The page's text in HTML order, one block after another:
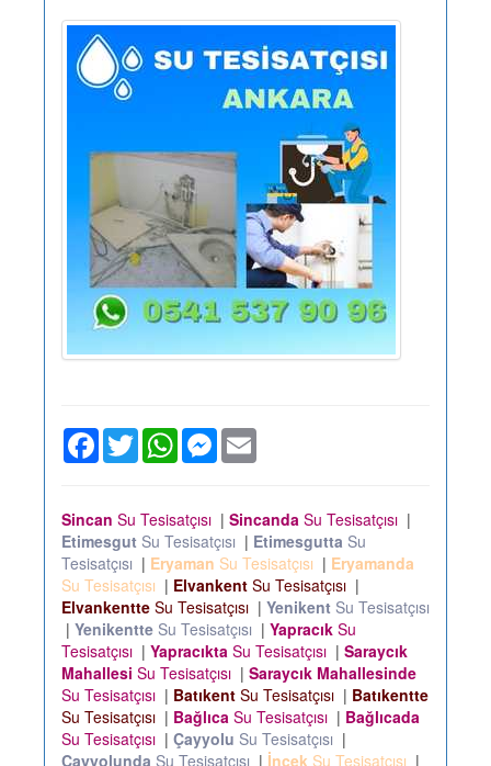
Facebook
TwitterWhatsAppMessenger
Sincan Su Tesisatçısı | Sincanda Su Tesisatçısı |
Etimesgut Su Tesisatçısı | Etimesgutta Su
Tesisatçısı | Eryaman Su Tesisatçısı | Eryamanda
Su Tesisatçısı | Elvankent Su Tesisatçısı |
Elvankentte Su Tesisatçısı | Yenikent Su Tesisatçısı
| Yenikentte Su Tesisatçısı | Yapracık Su
Tesisatçısı | Yapracıkta Su Tesisatçısı | Saraycık
Mahallesi Su Tesisatçısı | Saraycık Mahallesinde
Su Tesisatçısı | Batıkent Su Tesisatçısı | Batıkentte
Su Tesisatçısı | Bağlıca Su Tesisatçısı | Bağlıcada
Su Tesisatçısı | Çayyolu Su Tesisatçısı |
Çayyolunda Su Tesisatçısı | İncek Su Tesisatçısı |